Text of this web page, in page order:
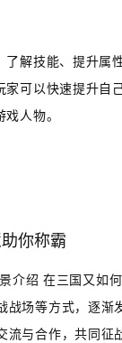
解技能、提升属
可以快速提升自
人物。
你称霸
介绍 在三国又如
战场等方式，逐
流与合作，共同